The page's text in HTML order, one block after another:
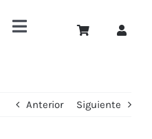
Toggle
Anterior Siguiente